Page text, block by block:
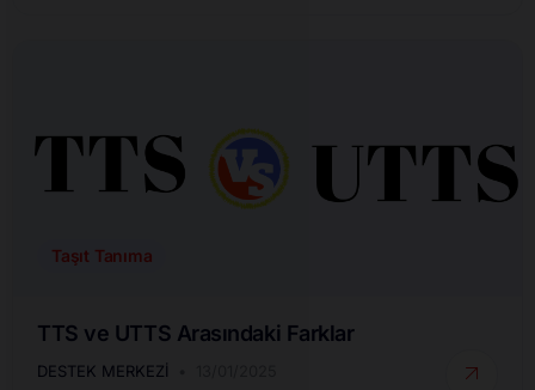
Taşıt Tanıma
TTS ve UTTS Arasındaki Farklar
DESTEK MERKEZI